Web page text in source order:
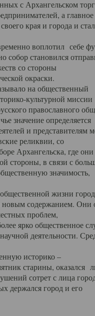
с Архангельском
а главное
края и города и
воплотил себе
собор становился
со стороны
окраски.
на общественный
культурной миссии
православного
значение определяется
и представителям
реликвии, со
Архангельска, где они
стороны, в связи с
значимость,
жизни
новым содержанием. Они
проблем,
ярко общественное
деятельности.
историко –
старины, оказался
сотрет с лица
держался город и его